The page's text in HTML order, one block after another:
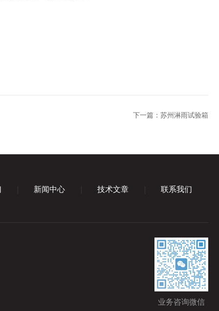
下一篇： 苏州淋雨试验箱
新闻中心 技术文章 联系我们
业务咨询微信